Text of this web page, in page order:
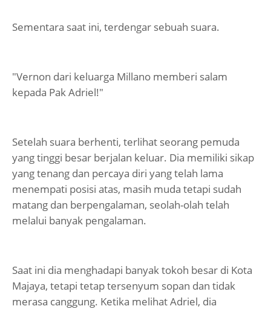
Sementara saat ini, terdengar sebuah suara.
"Vernon dari keluarga Millano memberi salam
kepada Pak Adriel!"
Setelah suara berhenti, terlihat seorang pemuda
yang tinggi besar berjalan keluar. Dia memiliki sikap
yang tenang dan percaya diri yang telah lama
menempati posisi atas, masih muda tetapi sudah
matang dan berpengalaman, seolah-olah telah
melalui banyak pengalaman.
Saat ini dia menghadapi banyak tokoh besar di Kota
Majaya, tetapi tetap tersenyum sopan dan tidak
merasa canggung. Ketika melihat Adriel, dia